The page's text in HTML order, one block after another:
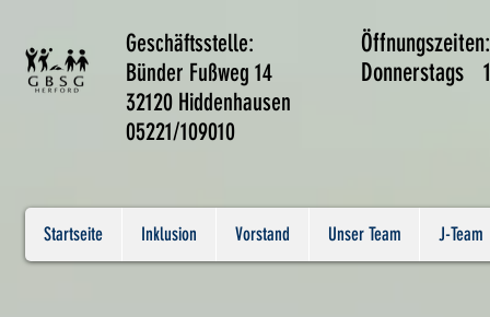
Geschäftsstelle:
Bünder Fußweg 14
32120 Hiddenhausen
05221/109010
Donnerstags
Startseite Inklusion Vorstand Unser Team J-Team